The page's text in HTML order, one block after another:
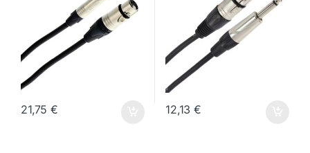
21,75€ 12,13€